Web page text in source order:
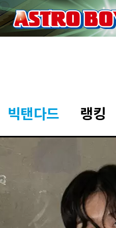
빅탠다드 랭킹